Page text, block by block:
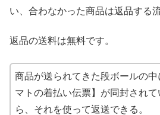
い、合わなかった商品は返品する流
返品の送料は無料です。
商品が送られてきた段ボールの中
マトの着払い伝票】が同封されて
ら、それを使って返送できる。